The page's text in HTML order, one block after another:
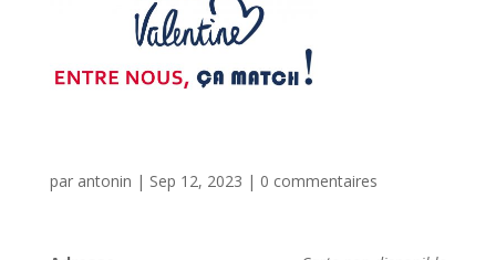
par antonin | Sep 12, 2023 | 0 commentaires